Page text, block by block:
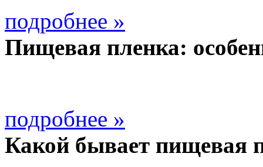
подробнее »
Пищевая пленка:
подробнее »
Какой бывает пищевая